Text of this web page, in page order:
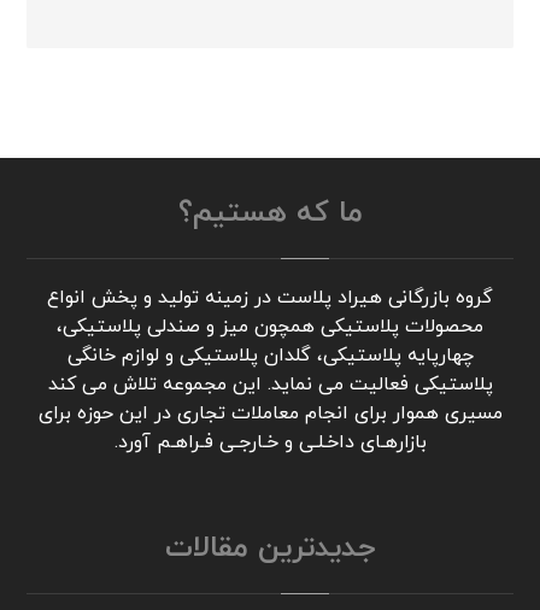
ما که هستیم؟
گروه بازرگانی هیراد پلاست در زمینه تولید و پخش انواع
محصولات پلاستیکی همچون میز و صندلی پلاستیکی،
چهارپایه پلاستیکی، گلدان پلاستیکی و لوازم خانگی
پلاستیکی فعالیت می نماید. این مجموعه تلاش می کند
مسیری هموار برای انجام معاملات تجاری در این حوزه برای
بازارهـای داخـلـی و خـارجـی فـراهـم آورد.
جدیدترین مقالات